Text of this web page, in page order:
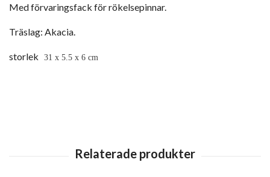
Med förvaringsfack för rökelsepinnar.
Träslag: Akacia.
storlek 31 x 5.5 x 6 cm